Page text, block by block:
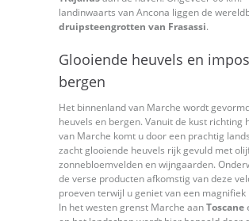
landinwaarts van Ancona liggen de
druipsteengrotten van Frasassi.
Glooiende heuvels en
bergen
Het binnenland van Marche wordt
heuvels en bergen. Vanuit de kust richting
van Marche komt u door een prachtig
zacht glooiende heuvels rijk gevuld met
zonnebloemvelden en wijngaarden.
de verse producten afkomstig van deze
proeven terwijl u geniet van een magnifiek
In het westen grenst Marche aanToscane